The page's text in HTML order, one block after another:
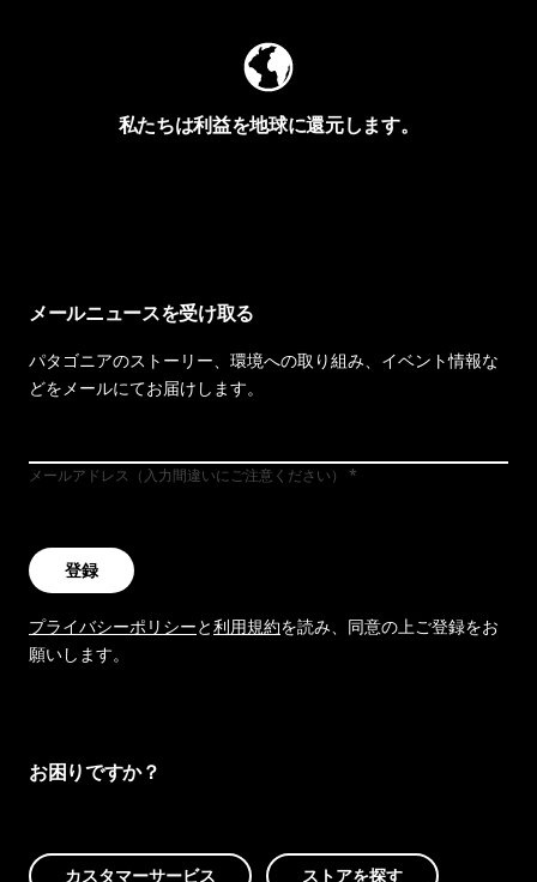
私たちは利益を地球に還元します。
メールニュースを受け取る
パタゴニアのストーリー、環境への取り組み、イベント情報な
どをメールにてお届けします。
メールアドレス（入力間違いにご注意ください）
登録
プライバシーポリシーと利用規約を読み、同意の上ご登録をお
願いします。
お困りですか？
カスタマーサービス ストアを探す